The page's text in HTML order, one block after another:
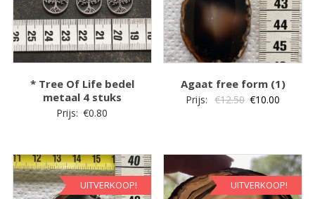
* Tree Of Life bedel
metaal 4 stuks
Prijs: €0.80
Agaat free form (1)
Prijs: €12.50
€12.50.
€10.00
€10.00.
UITVERKOOP! UITVERKOOP!